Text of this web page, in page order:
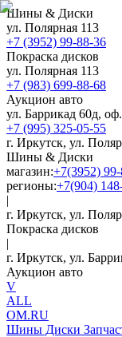
Шины & Диски
ул. Полярная 113
+7 (3952) 99-88-36
Покраска дисков
ул. Полярная 113
+7 (983) 699-88-68
Аукцион авто
ул. Баррикад 60д,
+7 (995) 325-05-55
г. Иркутск, ул.
Шины & Диски
магазин:+7(3952)
регионы:+7(904)
|
г. Иркутск, ул.
Покраска дисков
|
г. Иркутск, ул.
Аукцион авто
V
ALL
OM.RU
Шины Диски